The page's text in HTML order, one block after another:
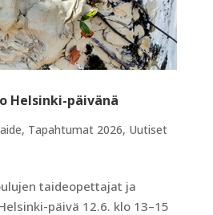
Helsinki-päivänä
, Tapahtumat 2026, Uutiset
taideopettajat ja
päivä 12.6. klo 13–15